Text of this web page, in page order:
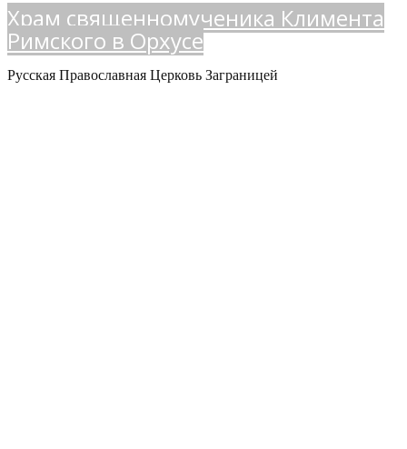
Храм священномученика Климента
Римского в Орхусе
Русская Православная Церковь Заграницей